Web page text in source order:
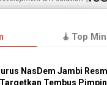
Top
NasDem Jambi
Tembus